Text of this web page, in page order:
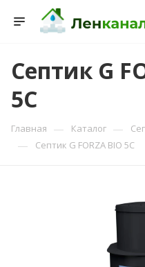
Септик G
5C
Главная — Каталог —
— Септик G FORZA BIO 5C